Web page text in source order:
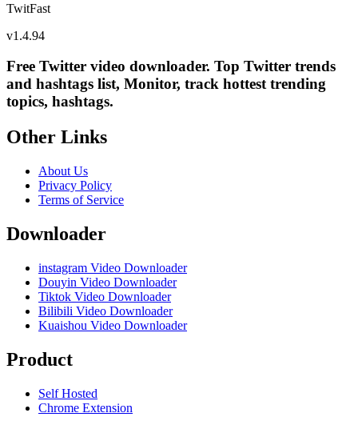
TwitFast
v1.4.94
Free Twitter video downloader. Top Twitter trends
and hashtags list, Monitor, track hottest trending
topics, hashtags.
Other Links
About Us
Privacy Policy
Terms of Service
Downloader
instagram Video Downloader
Douyin Video Downloader
Tiktok Video Downloader
Bilibili Video Downloader
Kuaishou Video Downloader
Product
Self Hosted
Chrome Extension